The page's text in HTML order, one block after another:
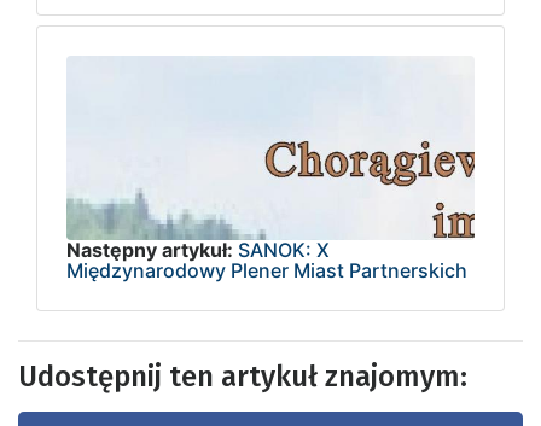
Następny artykuł: SANOK: X
Międzynarodowy Plener Miast Partnerskich
Udostępnij ten artykuł znajomym: